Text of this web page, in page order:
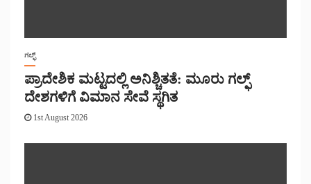
ಗಲ್ಫ್
ಪ್ರಾದೇಶಿಕ ಮಟ್ಟದಲ್ಲಿ ಅನಿಶ್ಚಿತತೆ: ಮೂರು ಗಲ್ಫ್
ದೇಶಗಳಿಗೆ ವಿಮಾನ ಸೇವೆ ಸ್ಥಗಿತ
1st August 2026